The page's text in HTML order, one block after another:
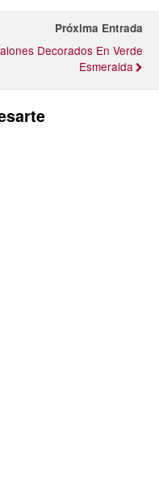
Próxima Entrada
Decorados En Verde
Esmeralda